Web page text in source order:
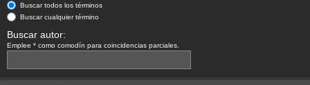
Buscar todos los términos
Buscar cualquier término
Buscar autor:
Emplee * como comodín para coincidencias parciales.